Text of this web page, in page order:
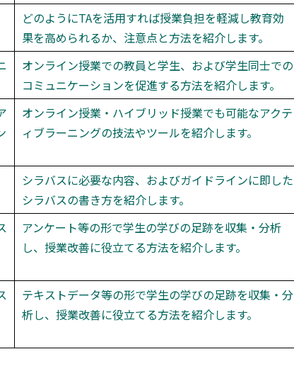
どのようにTAを活用すれば授業負担を軽減し教育効
果を高められるか、注意点と方法を紹介します。
オンライン授業での教員と学生、および学生同士での
コミュニケーションを促進する方法を紹介します。
オンライン授業・ハイブリッド授業でも可能なアクテ
ィブラーニングの技法やツールを紹介します。
シラバスに必要な内容、およびガイドラインに即した
シラバスの書き方を紹介します。
アンケート等の形で学生の学びの足跡を収集・分析
し、授業改善に役立てる方法を紹介します。
テキストデータ等の形で学生の学びの足跡を収集・分
析し、授業改善に役立てる方法を紹介します。